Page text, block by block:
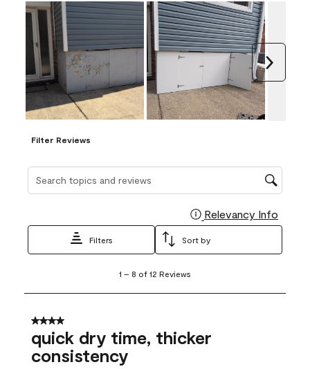
Filter Reviews
Relevancy Info
Filters Sort by
8
12
Reviews
1 – 8 of 12 Reviews
4 out of 5 stars.
quick dry time, thicker
consistency